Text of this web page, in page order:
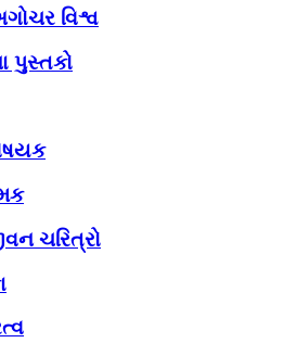
વિશ્વ
પુસ્તકો
ચરિત્રો